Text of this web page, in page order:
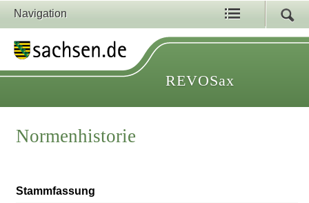
Navigation
REVOSax
Normenhistorie
Stammfassung